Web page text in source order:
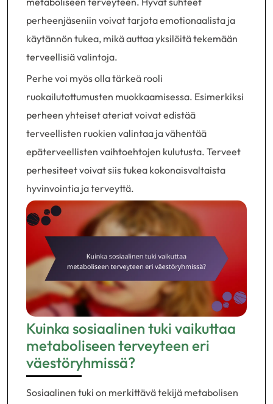
perheenjäseniin voivat tarjota emotionaalista ja
käytännön tukea, mikä auttaa yksilöitä tekemään
terveellisiä valintoja.
Perhe voi myös olla tärkeä rooli
ruokailutottumusten muokkaamisessa. Esimerkiksi
perheen yhteiset ateriat voivat edistää
terveellisten ruokien valintaa ja vähentää
epäterveellisten vaihtoehtojen kulutusta. Terveet
perhesiteet voivat siis tukea kokonaisvaltaista
hyvinvointia ja terveyttä.
Kuinka sosiaalinen tuki vaikuttaa
metaboliseen terveyteen eri
väestöryhmissä?
Sosiaalinen tuki on merkittävä tekijä metabolisen